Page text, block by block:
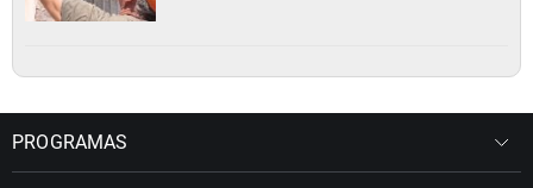
PROGRAMAS